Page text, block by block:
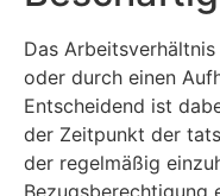
Das
oder durch einen
Entscheidend ist
der Zeitpunkt der
der regelmäßig